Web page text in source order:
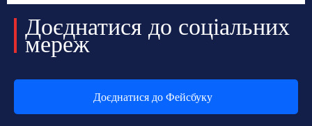
Доєднатися до соціальних
мереж
Доєднатися до Фейсбуку